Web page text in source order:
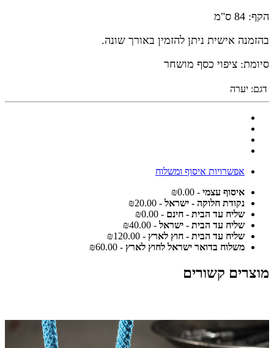
הקף: 84 ס"מ
בהזמנה אישית ניתן להזמין באורך שונה.
סיומת: ציפוי כסף מושחר
דגם: יערה
אפשרויות איסוף ומשלוח
איסוף עצמי - ₪0.00
נקודת חלוקה - ישראל - ₪20.00
שליח עד הבית - חינם - ₪0.00
שליח עד הבית - ישראל - ₪40.00
שליח עד הבית - חוץ לארץ - ₪120.00
משלוח בדואר ישראל לחוץ לארץ - ₪60.00
מוצרים קשורים